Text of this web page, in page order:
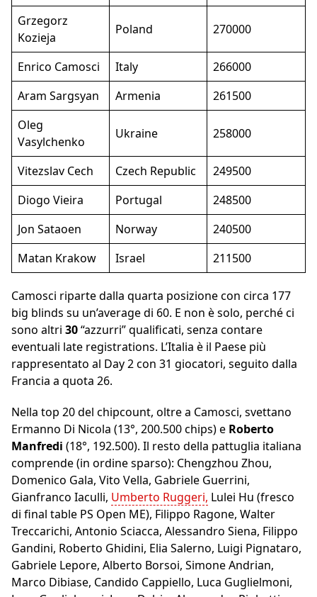
Grzegorz
Kozieja
Poland 270000
Enrico Camosci Italy
266000
Aram Sargsyan
Armenia
261500
Oleg
Vasylchenko
Ukraine 258000
Vitezslav Cech Czech Republic
249500
Diogo Vieira
Portugal
248500
Jon Sataoen
Norway
240500
Matan Krakow
Israel 211500
Camosci riparte dalla quarta posizione con circa 177
big blinds su un’average di 60. E non è solo, perché ci
sono altri 30“azzurri” qualificati, senza contare
eventuali late registrations. L’Italia è il Paese più
rappresentato al Day 2 con 31 giocatori, seguito dalla
Francia a quota 26.
Nella top 20 del chipcount, oltre a Camosci, svettano
Ermanno Di Nicola (13°, 200.500 chips) e Roberto
Manfredi (18°, 192.500). Il resto della pattuglia italiana
comprende (in ordine sparso): Chengzhou Zhou,
Domenico Gala, Vito Vella, Gabriele Guerrini,
Gianfranco Iaculli, Umberto Ruggeri, Lulei Hu (fresco
di final table PS Open ME), Filippo Ragone, Walter
Treccarichi, Antonio Sciacca, Alessandro Siena, Filippo
Gandini, Roberto Ghidini, Elia Salerno, Luigi Pignataro,
Gabriele Lepore, Alberto Borsoi, Simone Andrian,
Marco Dibiase, Candido Cappiello, Luca Guglielmoni,